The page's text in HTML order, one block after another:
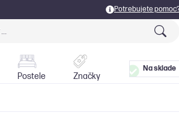
Potrebujete
Svietidlá Doplnky Postele
Postele Značky
Na sklade